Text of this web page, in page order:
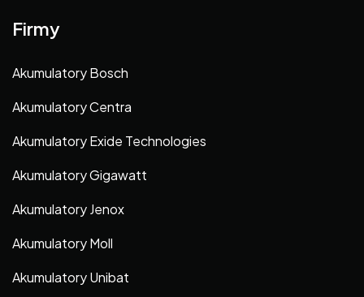
Firmy
Akumulatory Bosch
Akumulatory Centra
Akumulatory Exide Technologies
Akumulatory Gigawatt
Akumulatory Jenox
Akumulatory Moll
Akumulatory Unibat